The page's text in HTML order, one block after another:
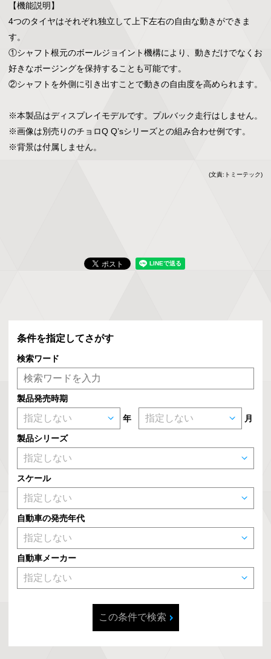
【機能説明】
4つのタイヤはそれぞれ独立して上下左右の自由な動きができま
す。
①シャフト根元のボールジョイント機構により、動きだけでなくお
好きなポージングを保持することも可能です。
②シャフトを外側に引き出すことで動きの自由度を高められます。
※本製品はディスプレイモデルです。プルバック走行はしません。
※画像は別売りのチョロQ Q’sシリーズとの組み合わせ例です。
※背景は付属しません。
(文責:トミーテック)
条件を指定してさがす
検索ワード
製品発売時期
年 月
製品シリーズ
スケール
自動車の発売年代
自動車メーカー
この条件で検索